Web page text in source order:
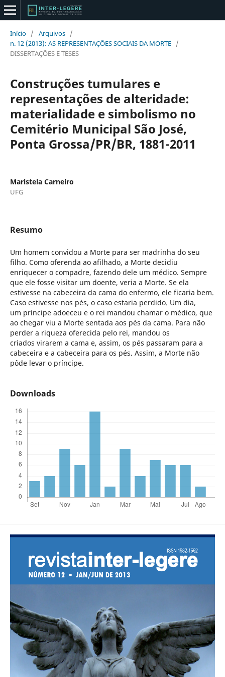
Início / Arquivos /
n. 12 (2013): AS REPRESENTAÇÕES SOCIAIS DA MORTE /
DISSERTAÇÕES E TESES
Construções tumulares e
representações de alteridade:
materialidade e simbolismo no
Cemitério Municipal São José,
Ponta Grossa/PR/BR, 1881-2011
Maristela Carneiro
UFG
Resumo
Um homem convidou a Morte para ser madrinha do seu
filho. Como oferenda ao afilhado, a Morte decidiu
enriquecer o compadre, fazendo dele um médico. Sempre
que ele fosse visitar um doente, veria a Morte. Se ela
estivesse na cabeceira da cama do enfermo, ele ficaria bem.
Caso estivesse nos pés, o caso estaria perdido. Um dia,
um príncipe adoeceu e o rei mandou chamar o médico, que
ao chegar viu a Morte sentada aos pés da cama. Para não
perder a riqueza oferecida pelo rei, mandou os
criados virarem a cama e, assim, os pés passaram para a
cabeceira e a cabeceira para os pés. Assim, a Morte não
pôde levar o príncipe.
Downloads